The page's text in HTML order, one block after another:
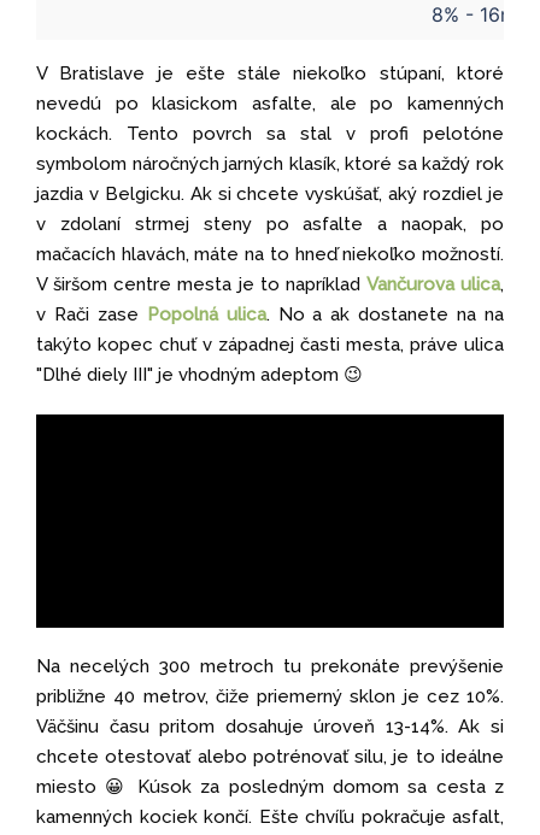
8% - 16m
V Bratislave je ešte stále niekoľko stúpaní, ktoré
nevedú po klasickom asfalte, ale po kamenných
kockách. Tento povrch sa stal v profi pelotóne
symbolom náročných jarných klasík, ktoré sa každý rok
jazdia v Belgicku. Ak si chcete vyskúšať, aký rozdiel je
v zdolaní strmej steny po asfalte a naopak, po
mačacích hlavách, máte na to hneď niekoľko možností.
V širšom centre mesta je to napríklad Vančurova ulica,
v Rači zase Popolná ulica. No a ak dostanete na na
takýto kopec chuť v západnej časti mesta, práve ulica
"Dlhé diely III" je vhodným adeptom 😉
Na necelých 300 metroch tu prekonáte prevýšenie
približne 40 metrov, čiže priemerný sklon je cez 10%.
Väčšinu času pritom dosahuje úroveň 13-14%. Ak si
chcete otestovať alebo potrénovať silu, je to ideálne
miesto 😀 Kúsok za posledným domom sa cesta z
kamenných kociek končí. Ešte chvíľu pokračuje asfalt,